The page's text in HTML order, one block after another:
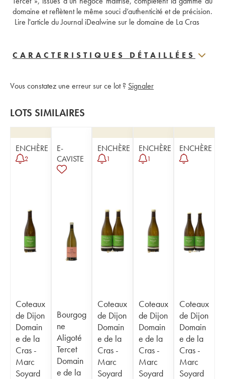
domaine et reflètent le même souci d’authenticité et de précision.
Lire l'article du Journal iDealwine sur le domaine de La Cras
CARACTERISTIQUES DÉTAILLÉES
Vous constatez une erreur sur ce lot ? Signaler
LOTS SIMILAIRES
ENCHÈRE
2
Coteaux
de Dijon
Domain
e de la
Cras -
Marc
Soyard
E-
CAVISTE
Bourgog
ne
Aligoté
Tercet
Domain
e de la
ENCHÈRE
1
Coteaux
de Dijon
Domain
e de la
Cras -
Marc
Soyard
ENCHÈRE
1
Coteaux
de Dijon
Domain
e de la
Cras -
Marc
Soyard
ENCHÈRE
Coteaux
de Dijon
Domain
e de la
Cras -
Marc
Soyard